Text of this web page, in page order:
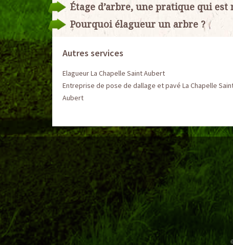
Étage d’arbre, une pratique qui
Pourquoi élagueur un arbre ?
Autres services
Elagueur La Chapelle Saint Aubert
Entreprise de pose de dallage et pavé La Chapelle
Aubert